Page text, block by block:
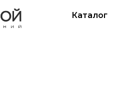
Каталог